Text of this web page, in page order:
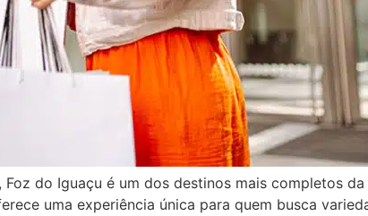
do Iguaçu é um dos destinos mais completos
uma experiência única para quem busca